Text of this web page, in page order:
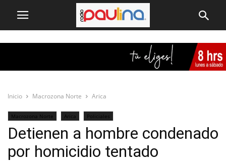
Inicio Macrozona Norte Arica
Macrozona Norte Arica Policiales
Detienen a hombre condenado
por homicidio tentado